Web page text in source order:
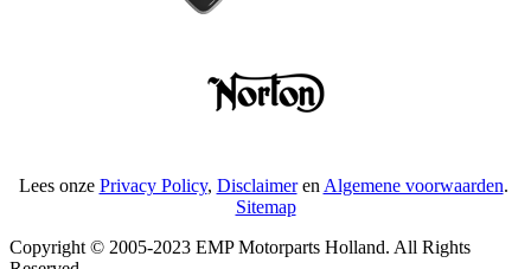
Lees onze Privacy Policy, Disclaimeren Algemene voorwaarden.
Sitemap
Copyright © 2005-2023 EMP Motorparts Holland. All Rights